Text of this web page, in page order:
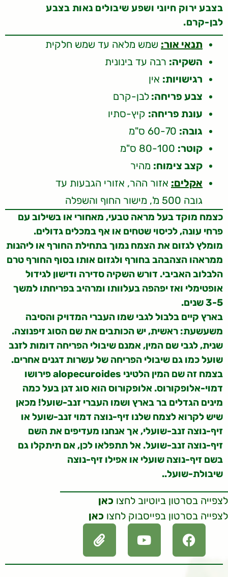
בצבע ירוק חיוני ושפע שיבולים נאות בצבע
לבן-קרם.
תנאי אור: שמש מלאה עד שמש חלקית
השקיה: רבה עד בינונית
רגישויות: אין
צבע פריחה: לבן-קרם
עונת פריחה: קיץ-סתיו
גובה:
קוטר:
קצב צימוח: מהיר
אקלים: אזור ההר, אזורי הגבעות עד
גובה 500 מ', מישור החוף והשפלה
כצמח מוקד בעל מראה טבעי, מאחורי או בשילוב עם
פרחי עונה, לכיסוי שטחים או אף במכלים גדולים.
מומלץ לגזום את הצמח נמוך בתחילת החורף או ליהנות
ממראהו הצהבהב בחורף ולגזום אותו בסוף החורף טרם
הלבלוב האביבי. דורש השקיה סדירה ודישון לגידול
אופטימלי ואז יפהפה בעלוותו ומרהיב בפריחתו למשך
3-5 שנים.
בארץ קיים בלבול לגבי שמו העברי המדויק והסיבה
משעשעת: ראשית, יש הכותבים את שם הסוג זיפנוצה.
שנית, לגבי שם המין, אמנם שיבולי הפריחה דומות לזנב
שועל כמו גם שיבולי הפריחה של עשרות דגנים אחרים.
בצמח זה שם המין הלטיני alopecuroides פירושו
דמוי-אלופקורוס. אלופקורוס הוא סוג דגן בעל כמה
מינים הגדלים בר בארץ ושמו העברי זנב-שועל! מכאן
שיש לקרוא לצמח שלנו זיף-נוצה דמוי זנב-שועל או
זיף-נוצה זנב-שועלי, אך אנחנו מעדיפים את השם
זיף-נוצה זנב-שועל. אל תתפלאו לכן, אם תיתקלו גם
בשם זיף-נוצה שועלי או אפילו זיף-נוצה
שיבולת-שועל..
לצפייה בסרטון ביוטיוב לחצו כאן
לצפייה בסרטון בפייסבוק לחצו כאן